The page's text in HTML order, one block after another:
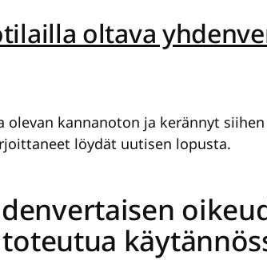
oltava
olevan kannanoton ja kerännyt
löydät uutisen lopusta.